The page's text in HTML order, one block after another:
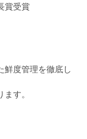
賞受賞
鮮度管理を徹底し
す。